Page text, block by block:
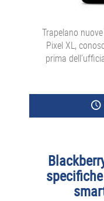
Trapelano
Pixel XL,
prima